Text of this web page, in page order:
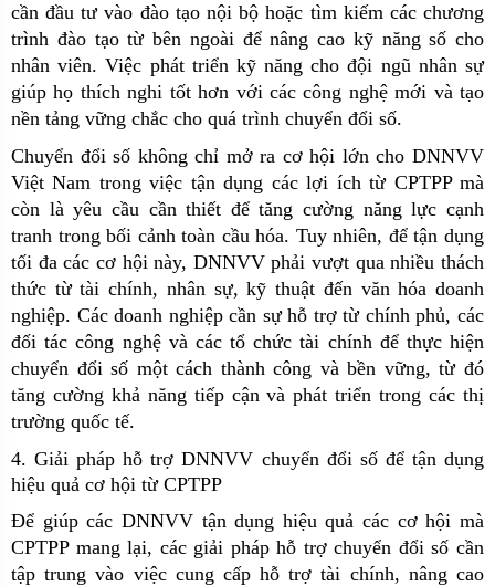
cần đầu tư vào đào tạo nội bộ hoặc tìm kiếm các chương
trình đào tạo từ bên ngoài để nâng cao kỹ năng số cho
nhân viên. Việc phát triển kỹ năng cho đội ngũ nhân sự
giúp họ thích nghi tốt hơn với các công nghệ mới và tạo
nền tảng vững chắc cho quá trình chuyển đổi số.
Chuyển đổi số không chỉ mở ra cơ hội lớn cho DNNVV
Việt Nam trong việc tận dụng các lợi ích từ CPTPP mà
còn là yêu cầu cần thiết để tăng cường năng lực cạnh
tranh trong bối cảnh toàn cầu hóa. Tuy nhiên, để tận dụng
tối đa các cơ hội này, DNNVV phải vượt qua nhiều thách
thức từ tài chính, nhân sự, kỹ thuật đến văn hóa doanh
nghiệp. Các doanh nghiệp cần sự hỗ trợ từ chính phủ, các
đối tác công nghệ và các tổ chức tài chính để thực hiện
chuyển đổi số một cách thành công và bền vững, từ đó
tăng cường khả năng tiếp cận và phát triển trong các thị
trường quốc tế.
4. Giải pháp hỗ trợ DNNVV chuyển đổi số để tận dụng
hiệu quả cơ hội từ CPTPP
Để giúp các DNNVV tận dụng hiệu quả các cơ hội mà
CPTPP mang lại, các giải pháp hỗ trợ chuyển đổi số cần
tập trung vào việc cung cấp hỗ trợ tài chính, nâng cao